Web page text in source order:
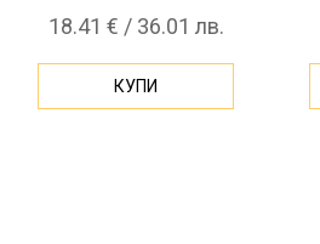
18.41 € / 36.01 лв.
КУПИ